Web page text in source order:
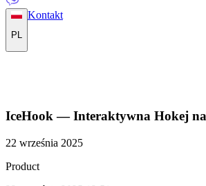
PL
Kontakt
IceHook — Interaktywna Hokej na
22 września 2025
Product